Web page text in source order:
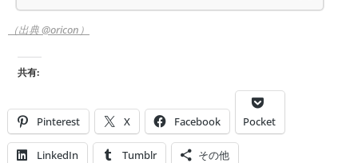
（出典 @oricon）
共有:
Pinterest X Facebook Pocket
LinkedIn Tumblr その他